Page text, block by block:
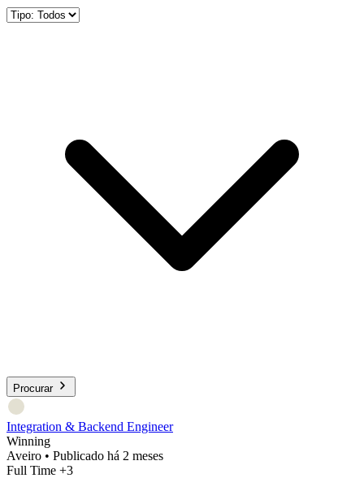
Procurar
Integration & Backend Engineer
Winning
Aveiro • Publicado há 2 meses
Full Time +3